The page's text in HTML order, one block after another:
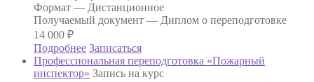
Формат — Дистанционное
Получаемый документ — Диплом о переподготовке
14 000 ₽
Подробнее Записаться
Профессиональная переподготовка «Пожарный
инспектор» Запись на курс